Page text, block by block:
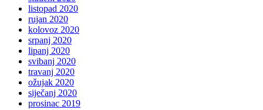
listopad 2020
rujan 2020
kolovoz 2020
srpanj 2020
lipanj 2020
svibanj 2020
travanj 2020
ožujak 2020
siječanj 2020
prosinac 2019